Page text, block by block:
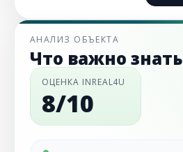
АНАЛИЗ ОБЪЕКТА
Что важно знать
ОЦЕНКА INREAL4U
8/10